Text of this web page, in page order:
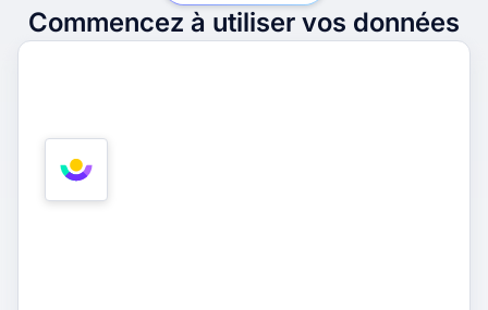
Commencez à utiliser vos données